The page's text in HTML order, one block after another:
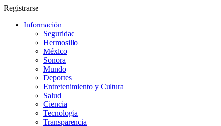
Registrarse
Información
Seguridad
Hermosillo
México
Sonora
Mundo
Deportes
Entretenimiento y Cultura
Salud
Ciencia
Tecnología
Transparencia